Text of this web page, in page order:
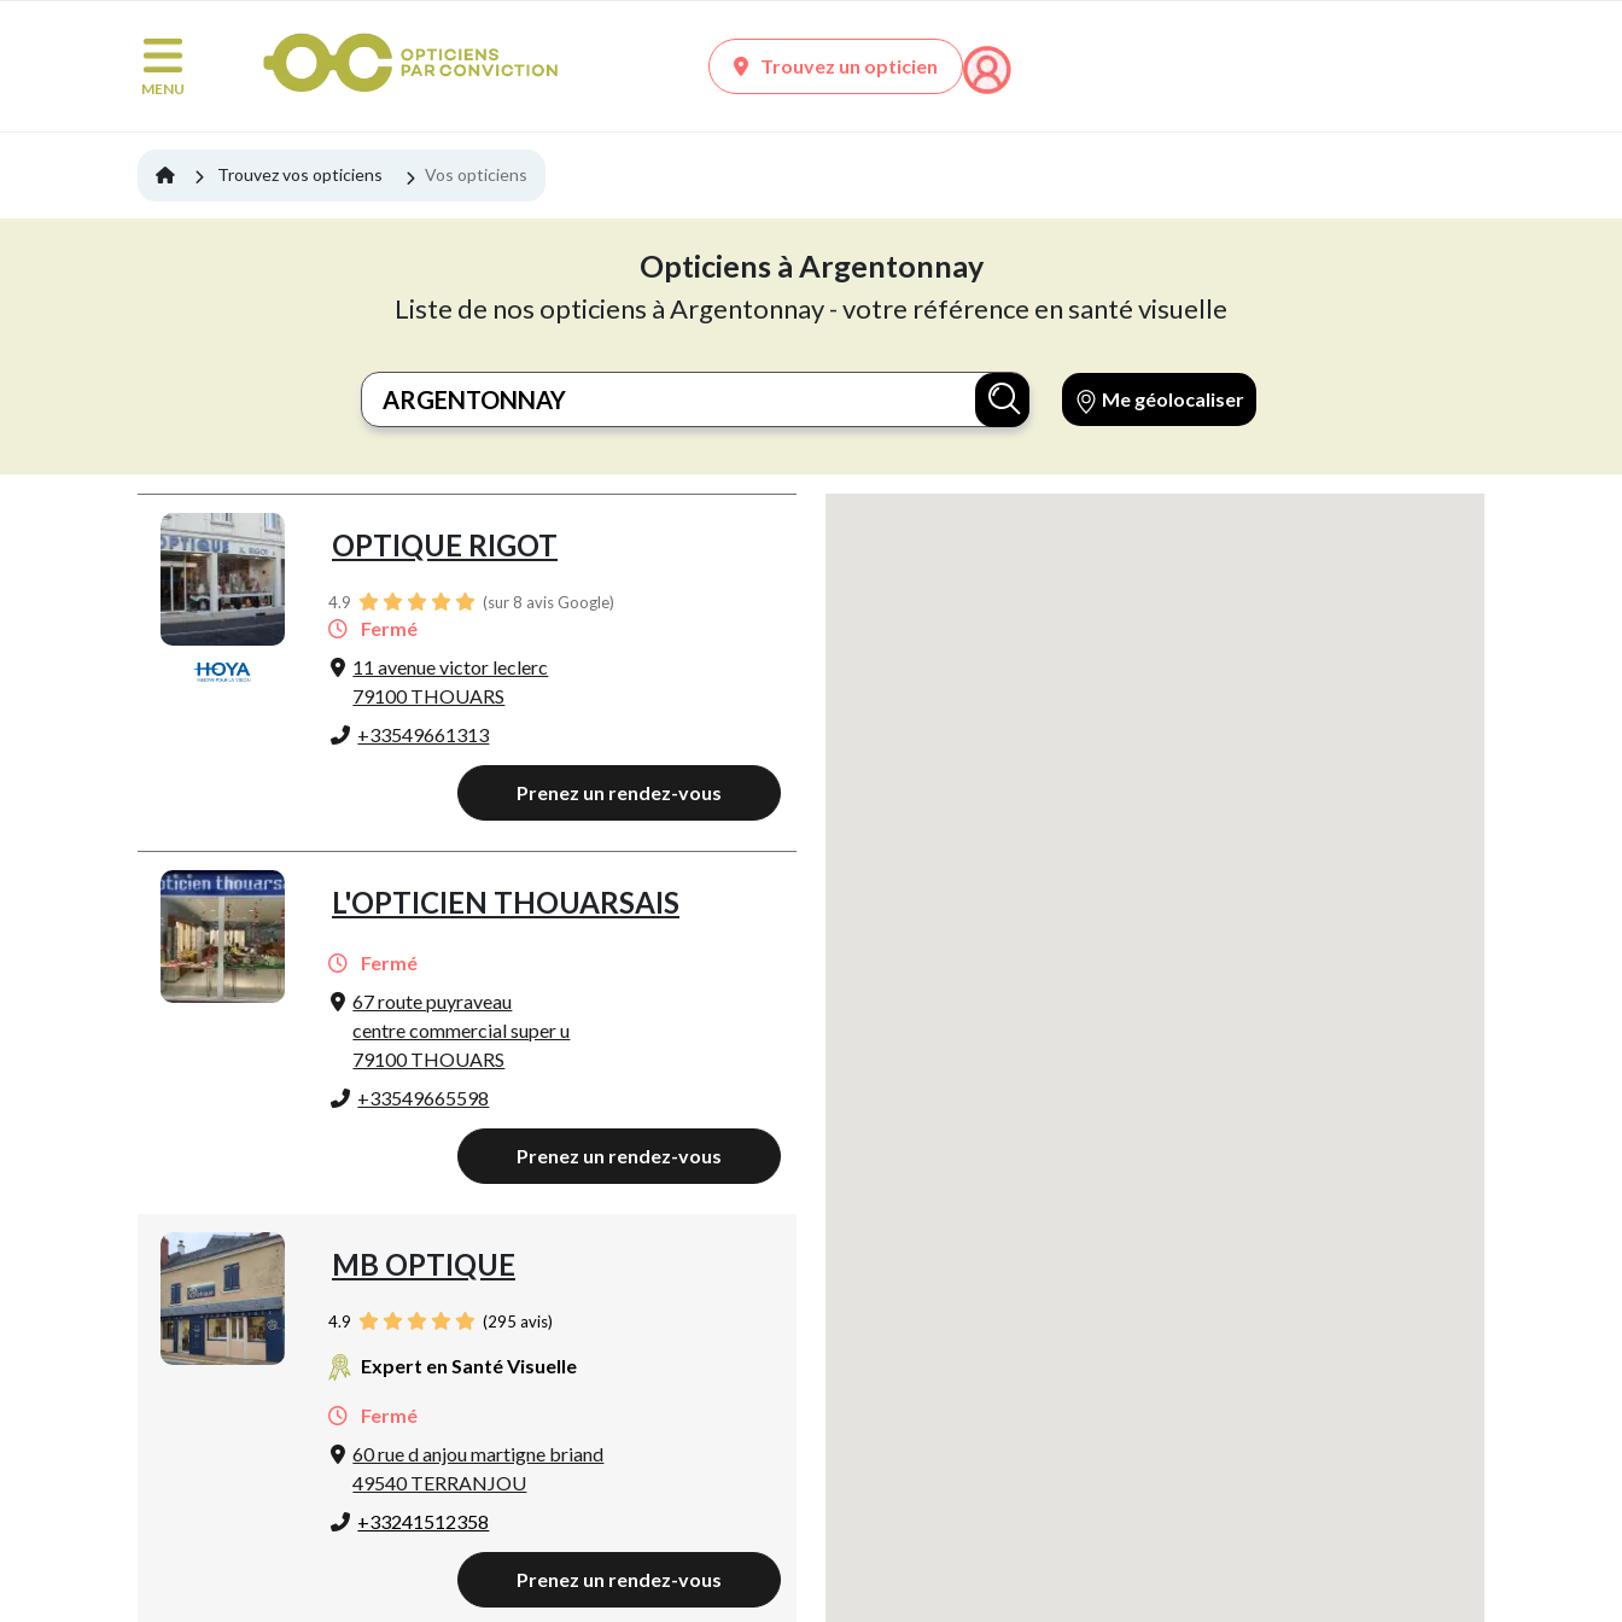
MENU
Trouvez un opticien
Trouvez vos opticiens Vos opticiens
Opticiens à Argentonnay
Liste de nos opticiens à Argentonnay - votre référence en santé visuelle
Me géolocaliser
OPTIQUE RIGOT
4.9 (sur 8 avis Google)
Fermé
11 avenue victor leclerc
79100 THOUARS
+33549661313
Prenez un rendez-vous
L'OPTICIEN THOUARSAIS
Fermé
67 route puyraveau
centre commercial super u
79100 THOUARS
+33549665598
Prenez un rendez-vous
MB OPTIQUE
4.9 (295 avis)
Expert en Santé Visuelle
Fermé
60 rue d anjou martigne briand
49540 TERRANJOU
+33241512358
Prenez un rendez-vous